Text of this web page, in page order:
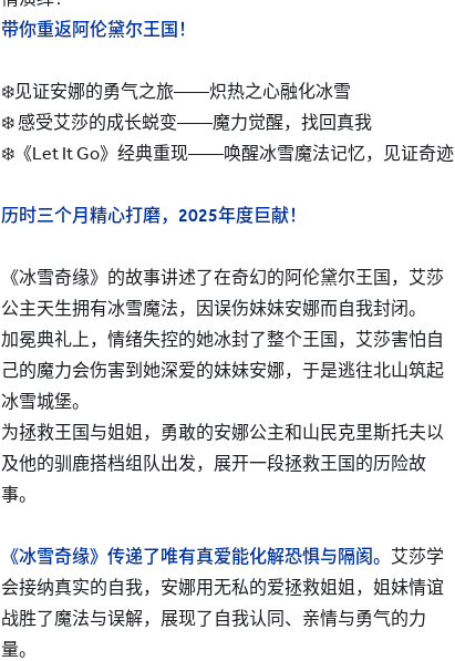
带你重返阿伦黛尔王国！
❄️见证安娜的勇气之旅——炽热之心融化冰雪
❄️ 感受艾莎的成长蜕变——魔力觉醒，找回真我
❄️《Let It Go》经典重现——唤醒冰雪魔法记忆，见证奇迹
历时三个月精心打磨，2025年度巨献！
《冰雪奇缘》的故事讲述了在奇幻的阿伦黛尔王国，艾莎
公主天生拥有冰雪魔法，因误伤妹妹安娜而自我封闭。
加冕典礼上，情绪失控的她冰封了整个王国，艾莎害怕自
己的魔力会伤害到她深爱的妹妹安娜，于是逃往北山筑起
冰雪城堡。
为拯救王国与姐姐，勇敢的安娜公主和山民克里斯托夫以
及他的驯鹿搭档组队出发，展开一段拯救王国的历险故
事。
《冰雪奇缘》传递了唯有真爱能化解恐惧与隔阂。 艾莎学
会接纳真实的自我，安娜用无私的爱拯救姐姐，姐妹情谊
战胜了魔法与误解，展现了自我认同、亲情与勇气的力
量。